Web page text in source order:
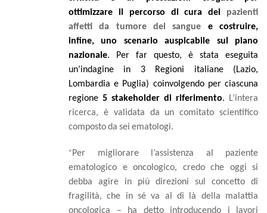
ottimizzare il percorso di cura dei pazienti
affetti da tumore del sangue e costruire,
infine, uno scenario auspicabile sul piano
nazionale. Per far questo, è stata eseguita
un’indagine in 3 Regioni italiane (Lazio,
Lombardia e Puglia) coinvolgendo per ciascuna
regione 5 stakeholder di riferimento.
L’intera
ricerca, è validata da un comitato scientifico
compostoda sei ematologi.
“Per migliorare l’assistenza al paziente
ematologico e oncologico, credo che oggi si
debba agire in più direzioni sul concetto di
fragilità, che in sé va al di là della malattia
oncologica – ha detto introducendo i lavori